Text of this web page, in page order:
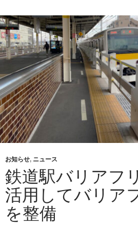
お知らせ, ニュース
鉄道駅バリアフ
活用してバリア
を整備